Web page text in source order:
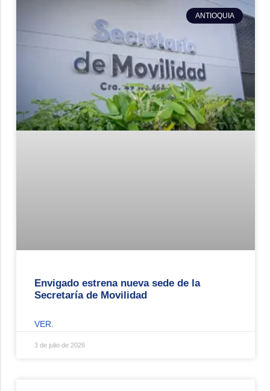
ANTIOQUIA
Envigado estrena nueva sede de la
Secretaría de Movilidad
VER.
3 de julio de 2026